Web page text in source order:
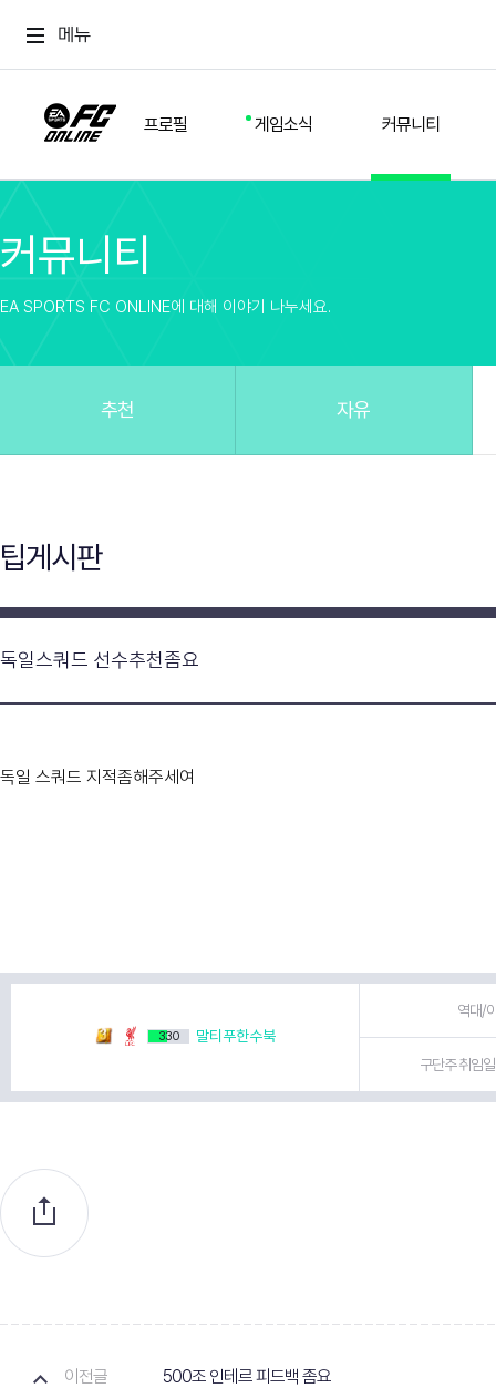
메뉴
프로필 게임소식 커뮤니티
스쿼드
커뮤니티
방명록
업데이트
유저 가이드
게임 플레이 버그 제보
커뮤니티
EA SPORTS FC ONLINE에 대해 이야기 나누세요.
추천 자유
팁게시판
독일스쿼드 선수추천좀요
독일 스쿼드 지적좀해주세여
330 말티푸한수북
역대/
구단주 취임일
이전글
500조 인테르 피드백 좀요